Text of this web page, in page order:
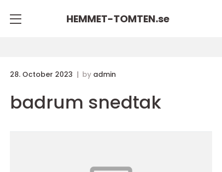
HEMMET-TOMTEN.se
28. October 2023 by admin
badrum snedtak